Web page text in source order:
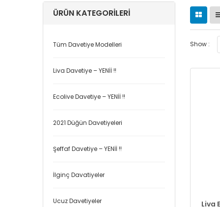
ÜRÜN KATEGORILERI
Tüm Davetiye Modelleri
Liva Davetiye – YENİİ !!
Ecolive Davetiye – YENİİ !!
2021 Düğün Davetiyeleri
Şeffaf Davetiye – YENİİ !!
İlginç Davatiyeler
Ucuz Davetiyeler
Show :
Liva